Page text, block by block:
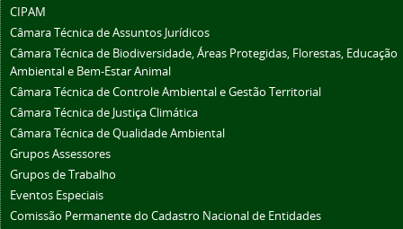
CIPAM
Câmara Técnica de Assuntos Jurídicos
Câmara Técnica de Biodiversidade, Áreas Protegidas, Florestas, Educação
Ambiental e Bem-Estar Animal
Câmara Técnica de Controle Ambiental e Gestão Territorial
Câmara Técnica de Justiça Climática
Câmara Técnica de Qualidade Ambiental
Grupos Assessores
Grupos de Trabalho
Eventos Especiais
Comissão Permanente do Cadastro Nacional de Entidades